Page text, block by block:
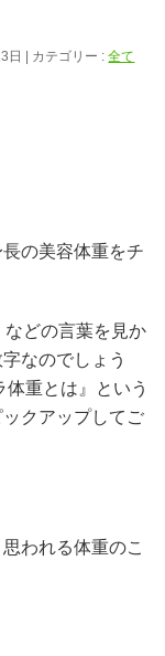
日 カテゴリー :全て
の美容体重をチ
どの言葉を見か
なのでしょう
重とは』という
クアップしてご
われる体重のこ